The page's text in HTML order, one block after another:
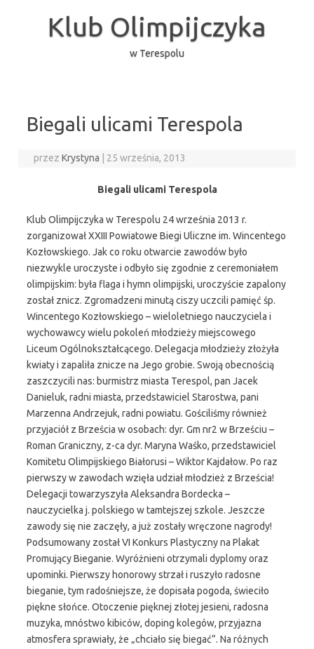
Klub Olimpijczyka
w Terespolu
Biegali ulicami Terespola
przezKrystyna 25 września, 2013
Biegali ulicami Terespola
Klub Olimpijczyka w Terespolu 24 września 2013 r.
zorganizował XXIII Powiatowe Biegi Uliczne im. Wincentego
Kozłowskiego. Jak co roku otwarcie zawodów było
niezwykle uroczyste i odbyło się zgodnie z ceremoniałem
olimpijskim: była flaga i hymn olimpijski, uroczyście zapalony
został znicz. Zgromadzeni minutą ciszy uczcili pamięć śp.
Wincentego Kozłowskiego – wieloletniego nauczyciela i
wychowawcy wielu pokoleń młodzieży miejscowego
Liceum Ogólnokształcącego. Delegacja młodzieży złożyła
kwiaty i zapaliła znicze na Jego grobie. Swoją obecnością
zaszczycili nas: burmistrz miasta Terespol, pan Jacek
Danieluk, radni miasta, przedstawiciel Starostwa, pani
Marzenna Andrzejuk, radni powiatu. Gościliśmy również
przyjaciół z Brześcia w osobach: dyr. Gm nr2 w Brześciu –
Roman Graniczny, z-ca dyr. Maryna Waśko, przedstawiciel
Komitetu Olimpijskiego Białorusi – Wiktor Kajdałow. Po raz
pierwszy w zawodach wzięła udział młodzież z Brześcia!
Delegacji towarzyszyła Aleksandra Bordecka –
nauczycielka j. polskiego w tamtejszej szkole. Jeszcze
zawody się nie zaczęły, a już zostały wręczone nagrody!
Podsumowany został VI Konkurs Plastyczny na Plakat
Promujący Bieganie. Wyróżnieni otrzymali dyplomy oraz
upominki. Pierwszy honorowy strzał i ruszyło radosne
bieganie, tym radośniejsze, że dopisała pogoda, świeciło
piękne słońce. Otoczenie pięknej złotej jesieni, radosna
muzyka, mnóstwo kibiców, doping kolegów, przyjazna
atmosfera sprawiały, że „chciało się biegać”. Na różnych